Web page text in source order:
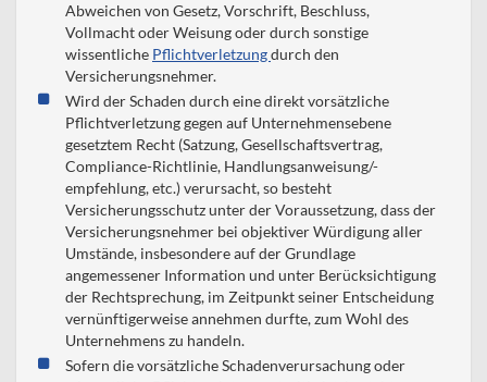
Abweichen von Gesetz, Vorschrift, Beschluss,
Vollmacht oder Weisung oder durch sonstige
wissentliche Pflichtverletzungdurch den
Versicherungsnehmer.
Wird der Schaden durch eine direkt vorsätzliche
Pflichtverletzung gegen auf Unternehmensebene
gesetztem Recht (Satzung, Gesellschaftsvertrag,
Compliance-Richtlinie, Handlungsanweisung/-
empfehlung, etc.) verursacht, so besteht
Versicherungsschutz unter der Voraussetzung, dass der
Versicherungsnehmer bei objektiver Würdigung aller
Umstände, insbesondere auf der Grundlage
angemessener Information und unter Berücksichtigung
der Rechtsprechung, im Zeitpunkt seiner Entscheidung
vernünftigerweise annehmen durfte, zum Wohl des
Unternehmens zu handeln.
Sofern die vorsätzliche Schadenverursachung oder